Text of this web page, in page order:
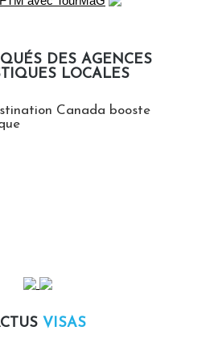
DES AGENCES
LOCALES
Canada booste
VISAS